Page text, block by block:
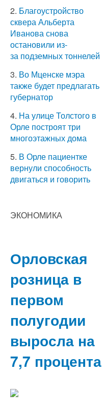
2. Благоустройство
сквера Альберта
Иванова снова
остановили из-
за подземных тоннелей
3. Во Мценске мэра
также будет предлагать
губернатор
4. На улице Толстого в
Орле построят три
многоэтажных дома
5. В Орле пациентке
вернули способность
двигаться и говорить
ЭКОНОМИКА
Орловская
розница в
первом
полугодии
выросла на
7,7 процента